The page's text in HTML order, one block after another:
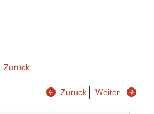
Zurück
Zurück Weiter